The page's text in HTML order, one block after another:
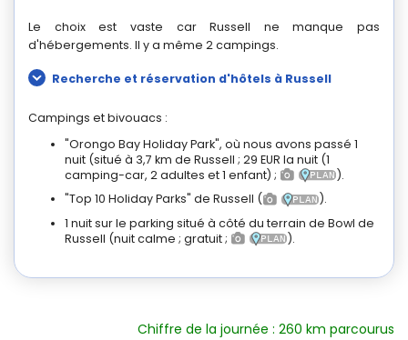
Le choix est vaste car Russell ne manque pas
d'hébergements. Il y a même 2 campings.
Recherche et réservation d'hôtels à Russell
Campings et bivouacs :
"Orongo Bay Holiday Park", où nous avons passé 1
nuit (situé à 3,7 km de Russell ; 29 EUR la nuit (1
camping-car, 2 adultes et 1 enfant) ;
).
"Top 10 Holiday Parks" de Russell (
).
1 nuit sur le parking situé à côté du terrain de Bowl de
Russell (nuit calme ; gratuit ;
).
Chiffre de la journée : 260 km parcourus